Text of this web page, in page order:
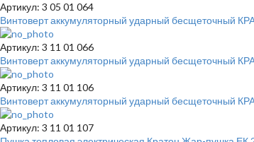
Артикул: 3 05 01 064
Винтоверт аккумуляторный ударный бесщеточный
Артикул: 3 11 01 066
Винтоверт аккумуляторный ударный бесщеточный
Артикул: 3 11 01 106
Винтоверт аккумуляторный ударный бесщеточный
Артикул: 3 11 01 107